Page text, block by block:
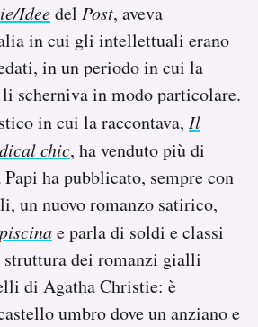
Ideedel Post, aveva
in cui gli intellettuali erano
in un periodo in cui la
scherniva in modo particolare.
in cui la raccontava, Il
chic, ha venduto più di
ha pubblicato, sempre con
un nuovo romanzo satirico,
e parla di soldi e classi
dei romanzi gialli
di Agatha Christie: è
umbro dove un anziano e